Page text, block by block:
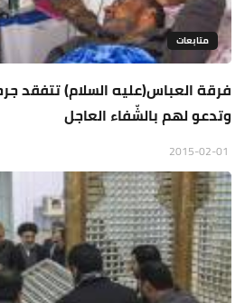
متابعات
فرقة العباس(عليه السلام) تتفقد
وتدعو لهم بالشّفاء العاجل